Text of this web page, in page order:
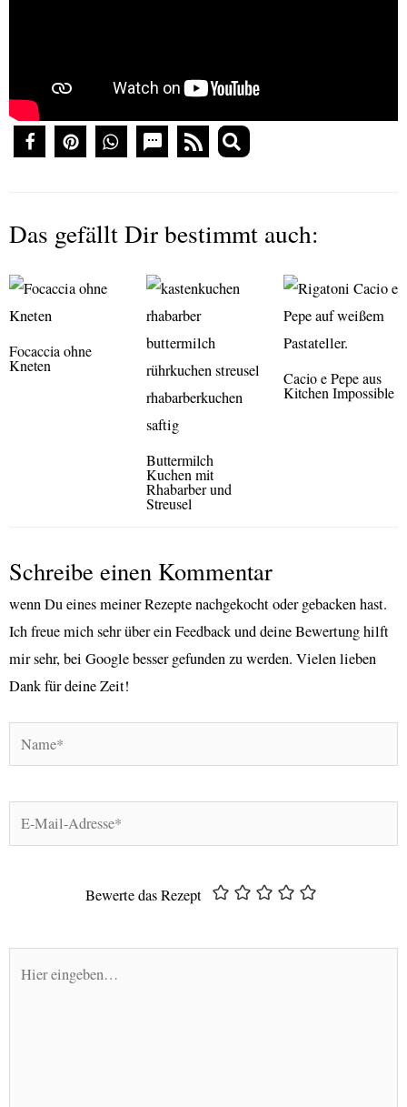
Das gefällt Dir bestimmt auch:
Focaccia ohne
Kneten
Buttermilch
Kuchen mit
Rhabarber und
Streusel
Cacio e Pepe aus
Kitchen Impossible
Schreibe einen Kommentar
wenn Du eines meiner Rezepte nachgekocht oder gebacken hast.
Ich freue mich sehr über ein Feedback und deine Bewertung hilft
mir sehr, bei Google besser gefunden zu werden. Vielen lieben
Dank für deine Zeit!
Name*
E-
Mail-
Bewerte das Rezept
eingeben…